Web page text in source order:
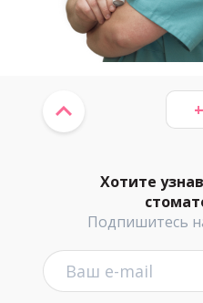
Хотите
Подпишитесь